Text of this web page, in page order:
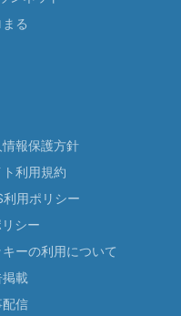
る
報保護方針
利用規約
利用ポリシー
シー
キーの利用について
載
信